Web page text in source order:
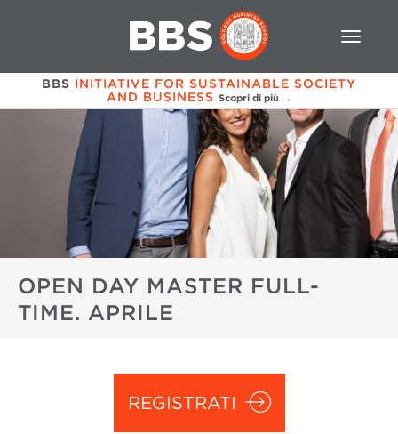
BBS INITIATIVE FOR SUSTAINABLE SOCIETY
AND BUSINESS Scopri di più →
OPEN DAY MASTER FULL-
TIME. APRILE
REGISTRATI